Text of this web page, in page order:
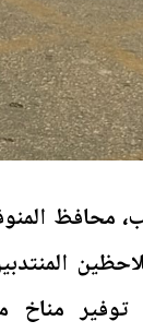
محافظ
مناخ